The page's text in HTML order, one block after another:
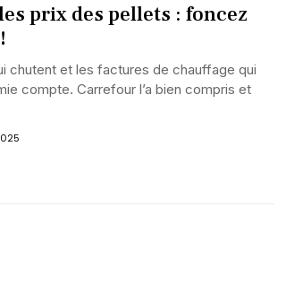
prix des pellets : foncez
chutent et les factures de chauffage qui
compte. Carrefour l’a bien compris et